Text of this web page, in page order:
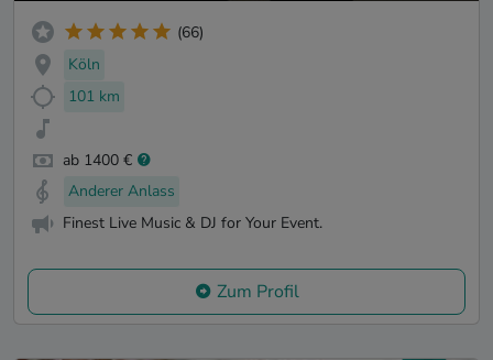
(66)
Köln
101 km
ab 1400 €
Anderer Anlass
Finest Live Music & DJ for Your Event.
Zum Profil